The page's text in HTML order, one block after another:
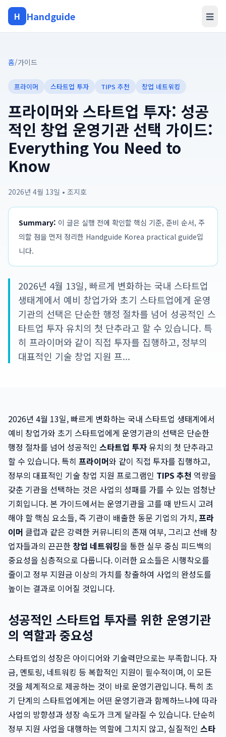
H Handguide ☰
홈/가이드
프라이머 스타트업 투자 TIPS 추천 창업 네트워킹
프라이머와 스타트업 투자: 성공
적인 창업 운영기관 선택 가이드:
Everything You Need to
Know
2026년 4월 13일 • 조지호
Summary: 이 글은 실행 전에 확인할 핵심 기준, 준비 순서, 주
의할 점을 먼저 정리한 Handguide Korea practical guide입
니다.
2026년 4월 13일, 빠르게 변화하는 국내 스타트업
생태계에서 예비 창업가와 초기 스타트업에게 운영
기관의 선택은 단순한 행정 절차를 넘어 성공적인 스
타트업 투자 유치의 첫 단추라고 할 수 있습니다. 특
히 프라이머와 같이 직접 투자를 집행하고, 정부의
대표적인 기술 창업 지원 프...
2026년 4월 13일, 빠르게 변화하는 국내 스타트업 생태계에서
예비 창업가와 초기 스타트업에게 운영기관의 선택은 단순한
행정 절차를 넘어 성공적인 스타트업 투자유치의 첫 단추라고
할 수 있습니다. 특히 프라이머와 같이 직접 투자를 집행하고,
정부의 대표적인 기술 창업 지원 프로그램인 TIPS 추천 역량을
갖춘 기관을 선택하는 것은 사업의 성패를 가를 수 있는 엄청난
기회입니다. 본 가이드에서는 운영기관을 고를 때 반드시 고려
해야 할 핵심 요소들, 즉 기관이 배출한 동문 기업의 가치,프라
이머 클럽과 같은 강력한 커뮤니티의 존재 여부, 그리고 선배 창
업자들과의 끈끈한창업 네트워킹을 통한 실무 중심 피드백의
중요성을 심층적으로 다룹니다. 이러한 요소들은 시행착오를
줄이고 정부 지원금 이상의 가치를 창출하여 사업의 완성도를
높이는 결과로 이어질 것입니다.
성공적인 스타트업 투자를 위한 운영기관
의 역할과 중요성
스타트업의 성장은 아이디어와 기술력만으로는 부족합니다. 자
금, 멘토링, 네트워킹 등 복합적인 지원이 필수적이며, 이 모든
것을 체계적으로 제공하는 것이 바로 운영기관입니다. 특히 초
기 단계의 스타트업에게는 어떤 운영기관과 함께하느냐에 따라
사업의 방향성과 성장 속도가 크게 달라질 수 있습니다. 단순히
정부 지원 사업을 대행하는 역할에 그치지 않고, 실질적인 스타